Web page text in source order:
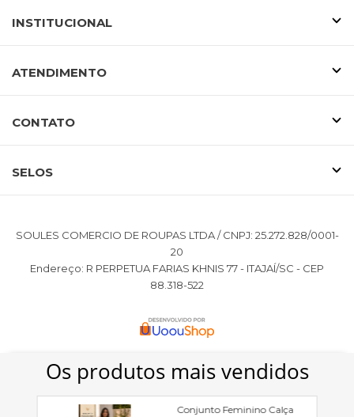
SLESHEutiliza cookies e outras tecnologias para melhorar
sua experiência de compra e personalizar anúncios, ao
continuar navegando você concorda com nossaPolítica de
INSTITUCIONAL
ATENDIMENTO
CONTATO
SELOS
SOULES COMERCIO DE ROUPAS LTDA / CNPJ: 25.272.828/0001-
20
Endereço: R PERPETUA FARIAS KHNIS 77 - ITAJAÍ/SC - CEP
88.318-522